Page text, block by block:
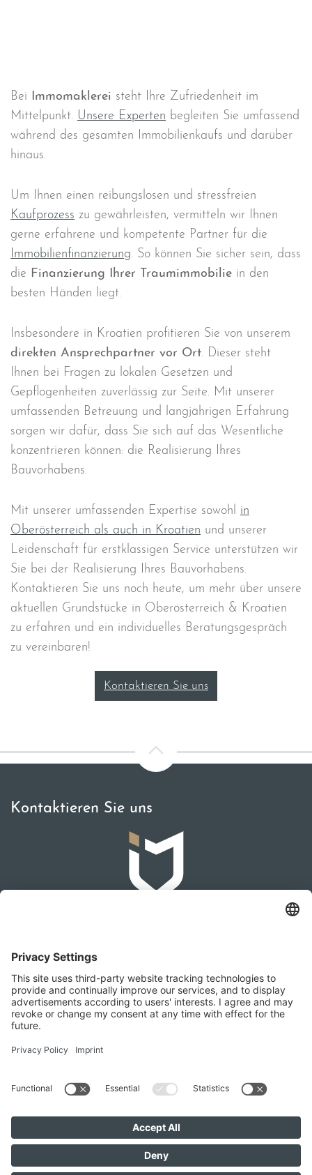
Bei Immomaklerei steht Ihre Zufriedenheit im
Mittelpunkt. Unsere Experten begleiten Sie umfassend
während des gesamten Immobilienkaufs und darüber
hinaus.
Um Ihnen einen reibungslosen und stressfreien
Kaufprozess zu gewährleisten, vermitteln wir Ihnen
gerne erfahrene und kompetente Partner für die
Immobilienfinanzierung. So können Sie sicher sein, dass
die Finanzierung Ihrer Traumimmobilie in den
besten Händen liegt.
Insbesondere in Kroatien profitieren Sie von unserem
direkten Ansprechpartner vor Ort. Dieser steht
Ihnen bei Fragen zu lokalen Gesetzen und
Gepflogenheiten zuverlässig zur Seite. Mit unserer
umfassenden Betreuung und langjährigen Erfahrung
sorgen wir dafür, dass Sie sich auf das Wesentliche
konzentrieren können: die Realisierung Ihres
Bauvorhabens.
Mit unserer umfassenden Expertise sowohl in
Oberösterreich als auch in Kroatien und unserer
Leidenschaft für erstklassigen Service unterstützen wir
Sie bei der Realisierung Ihres Bauvorhabens.
Kontaktieren Sie uns noch heute, um mehr über unsere
aktuellen Grundstücke in Oberösterreich & Kroatien
zu erfahren und ein individuelles Beratungsgespräch
zu vereinbaren!
Kontaktieren Sie uns
Kontaktieren Sie uns
IMMOMAKLEREI
Franz-Josef-Straße 2, 4540 Bad Hall
+436642279874
office@immomaklerei.at
Besuchen Sie uns auch hier
IMMOMAKLEREI © 2026